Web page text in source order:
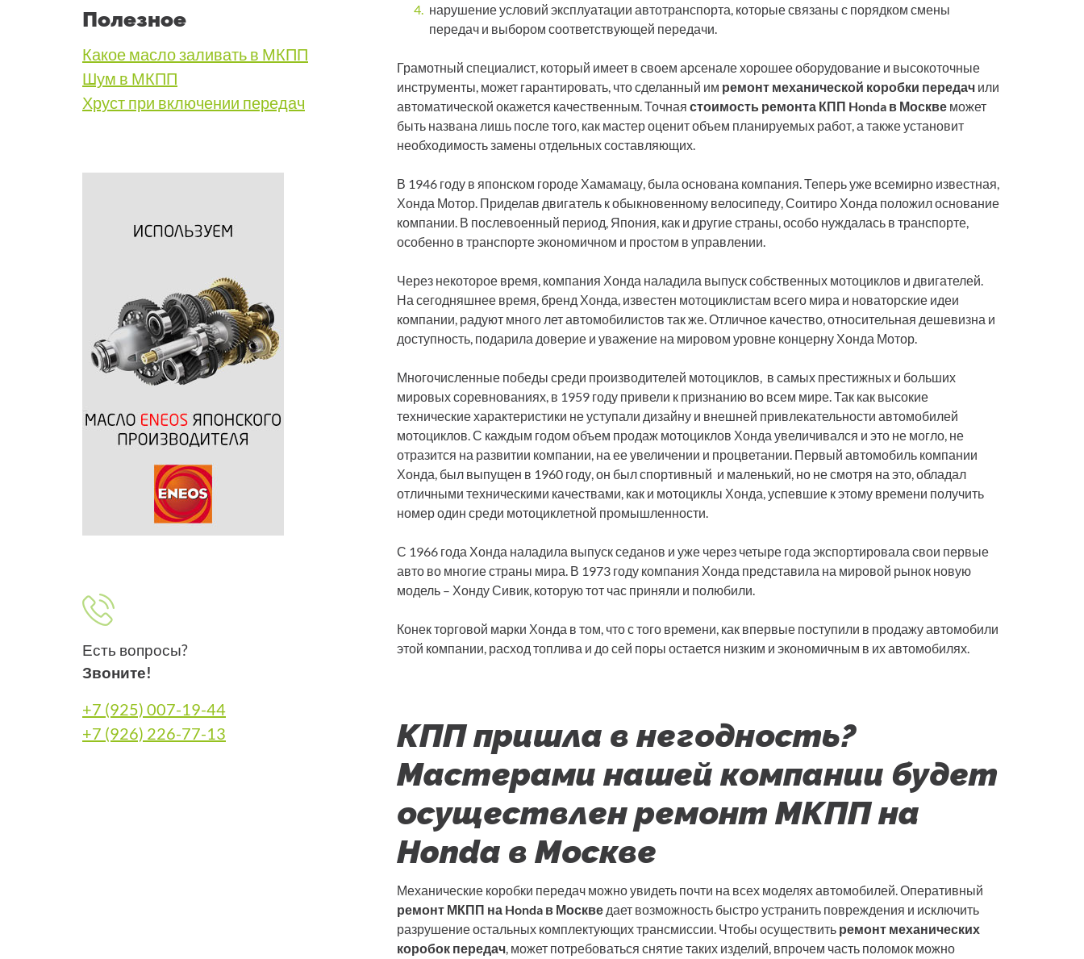
Полезное
Какое масло заливать в МКПП
Шум в МКПП
Хруст при включении передач
Есть вопросы?
Звоните!
+7 (925) 007-19-44
+7 (926) 226-77-13
нарушение условий эксплуатации автотранспорта, которые связаны с порядком смены
передач и выбором соответствующей передачи.
Грамотный специалист, который имеет в своем арсенале хорошее оборудование и высокоточные
инструменты, может гарантировать, что сделанный им ремонт механической коробки передач или
автоматической окажется качественным. Точная стоимость ремонта КПП Honda в Москве может
быть названа лишь после того, как мастер оценит объем планируемых работ, а также установит
необходимость замены отдельных составляющих.
В 1946 году в японском городе Хамамацу, была основана компания. Теперь уже всемирно известная,
Хонда Мотор. Приделав двигатель к обыкновенному велосипеду, Соитиро Хонда положил основание
компании. В послевоенный период, Япония, как и другие страны, особо нуждалась в транспорте,
особенно в транспорте экономичном и простом в управлении.
Через некоторое время, компания Хонда наладила выпуск собственных мотоциклов и двигателей.
На сегодняшнее время, бренд Хонда, известен мотоциклистам всего мира и новаторские идеи
компании, радуют много лет автомобилистов так же. Отличное качество, относительная дешевизна и
доступность, подарила доверие и уважение на мировом уровне концерну Хонда Мотор.
Многочисленные победы среди производителей мотоциклов, в самых престижных и больших
мировых соревнованиях, в 1959 году привели к признанию во всем мире. Так как высокие
технические характеристики не уступали дизайну и внешней привлекательности автомобилей
мотоциклов. С каждым годом объем продаж мотоциклов Хонда увеличивался и это не могло, не
отразится на развитии компании, на ее увеличении и процветании. Первый автомобиль компании
Хонда, был выпущен в 1960 году, он был спортивный и маленький, но не смотря на это, обладал
отличными техническими качествами, как и мотоциклы Хонда, успевшие к этому времени получить
номер один среди мотоциклетной промышленности.
С 1966 года Хонда наладила выпуск седанов и уже через четыре года экспортировала свои первые
авто во многие страны мира. В 1973 году компания Хонда представила на мировой рынок новую
модель – Хонду Сивик, которую тот час приняли и полюбили.
Конек торговой марки Хонда в том, что с того времени, как впервые поступили в продажу автомобили
этой компании, расход топлива и до сей поры остается низким и экономичным в их автомобилях.
КПП пришла в негодность?
Мастерами нашей компании будет
осуществлен ремонт МКПП на
Honda в Москве
Механические коробки передач можно увидеть почти на всех моделях автомобилей. Оперативный
ремонт МКПП на Honda в Москве дает возможность быстро устранить повреждения и исключить
разрушение остальных комплектующих трансмиссии. Чтобы осуществить ремонт механических
коробок передач, может потребоваться снятие таких изделий, впрочем часть поломок можно